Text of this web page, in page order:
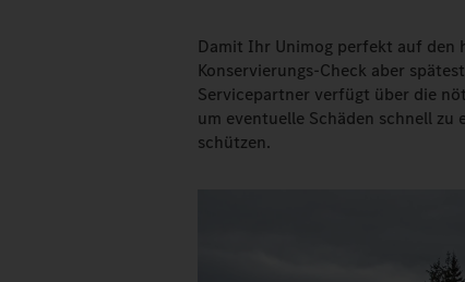
Damit Ihr Unimog perfekt auf den
Konservierungs-Check aber
Servicepartner verfügt über die
um eventuelle Schäden schnell zu
schützen.